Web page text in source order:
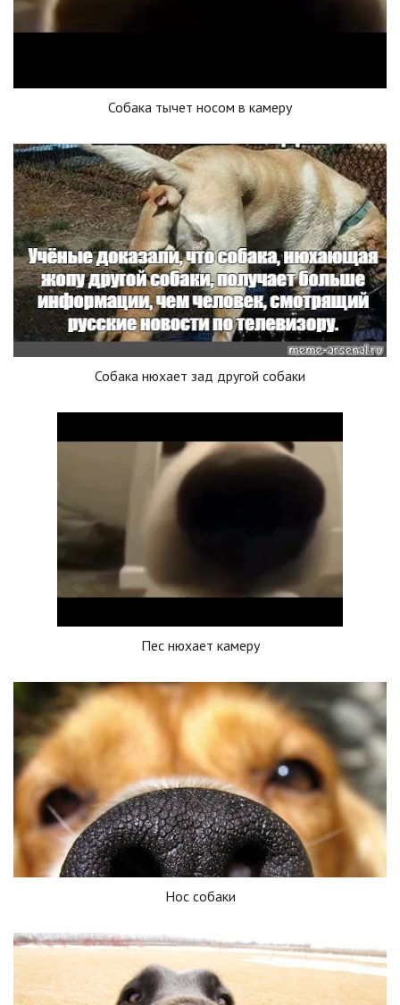
Собака тычет носом в камеру
Собака нюхает зад другой собаки
Пес нюхает камеру
Нос собаки